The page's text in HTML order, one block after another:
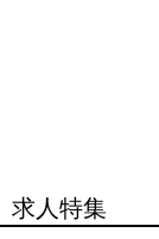
求人特集